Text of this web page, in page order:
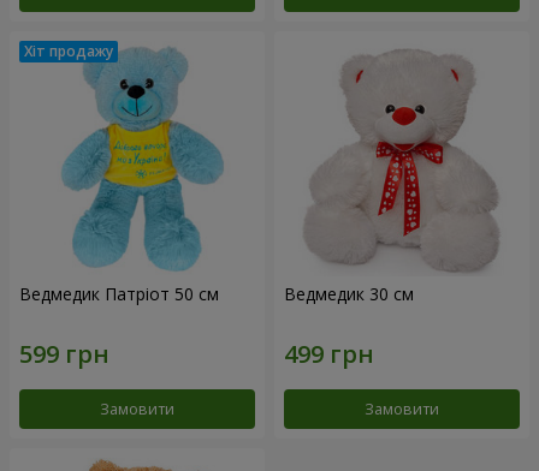
Ведмедик Патріот 50 см
Замовити
Ведмедик 30 см
Замовити